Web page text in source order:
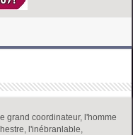
grand coordinateur, l'homme
l'inébranlable,